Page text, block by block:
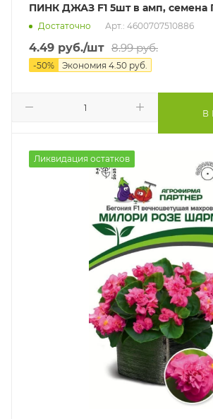
ПИНК ДЖАЗ F1 5шт в амп, семена
Достаточно Арт.: 4600707510886
4.49 руб./шт 8.99руб.
-50% Экономия 4.50 руб.
В
Ликвидация остатков